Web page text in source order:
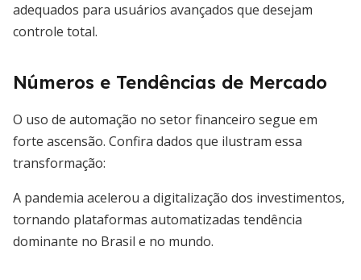
adequados para usuários avançados que desejam
controle total.
Números e Tendências de Mercado
O uso de automação no setor financeiro segue em
forte ascensão. Confira dados que ilustram essa
transformação:
A pandemia acelerou a digitalização dos investimentos,
tornando plataformas automatizadas tendência
dominante no Brasil e no mundo.